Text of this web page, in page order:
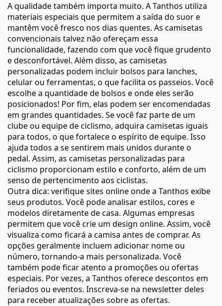
A qualidade também importa muito. A Tanthos utiliza
materiais especiais que permitem a saída do suor e
mantêm você fresco nos dias quentes. As camisetas
convencionais talvez não ofereçam essa
funcionalidade, fazendo com que você fique grudento
e desconfortável. Além disso, as camisetas
personalizadas podem incluir bolsos para lanches,
celular ou ferramentas, o que facilita os passeios. Você
escolhe a quantidade de bolsos e onde eles serão
posicionados! Por fim, elas podem ser encomendadas
em grandes quantidades. Se você faz parte de um
clube ou equipe de ciclismo, adquira camisetas iguais
para todos, o que fortalece o espírito de equipe. Isso
ajuda todos a se sentirem mais unidos durante o
pedal. Assim, as camisetas personalizadas para
ciclismo proporcionam estilo e conforto, além de um
senso de pertencimento aos ciclistas.
Outra dica: verifique sites online onde a Tanthos exibe
seus produtos. Você pode analisar estilos, cores e
modelos diretamente de casa. Algumas empresas
permitem que você crie um design online. Assim, você
visualiza como ficará a camisa antes de comprar. As
opções geralmente incluem adicionar nome ou
número, tornando-a mais personalizada. Você
também pode ficar atento a promoções ou ofertas
especiais. Por vezes, a Tanthos oferece descontos em
feriados ou eventos. Inscreva-se na newsletter deles
para receber atualizações sobre as ofertas.